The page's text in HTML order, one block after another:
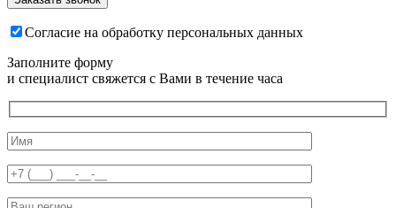
Согласие на обработку персональных данных
Заполните форму
и специалист свяжется с Вами в течение часа